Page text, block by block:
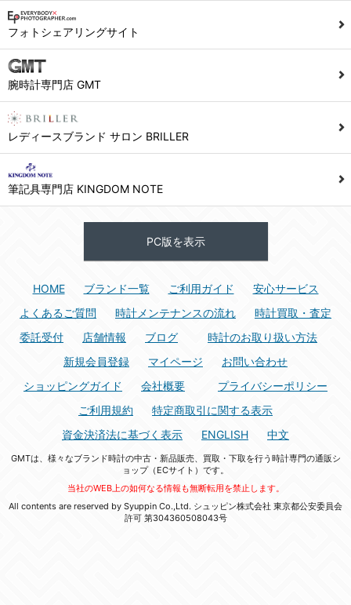
フォトシェアリングサイト
腕時計専門店 GMT
レディースブランド サロン BRILLER
筆記具専門店 KINGDOM NOTE
PC版を表示
HOME ブランド一覧 ご利用ガイド
安心サービス
よくあるご質問
時計メンテナンスの流れ
時計買取・査定
委託受付
店舗情報 ブログ
時計のお取り扱い方法
新規会員登録
マイページ
お問い合わせ
ショッピングガイド
会社概要
プライバシーポリシー
ご利用規約
特定商取引に関する表示
資金決済法に基づく表示
ENGLISH 中文
GMTは、様々なブランド時計の中古・新品販売、買取・下取を行う時計専門の通販シ
ョップ（ECサイト）です。
当社のWEB上の如何なる情報も無断転用を禁止します。
All contents are reserved by Syuppin Co.,Ltd. シュッピン株式会社 東京都公安委員会
許可 第304360508043号